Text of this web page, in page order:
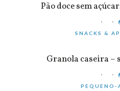
Pão doce sem
SNACKS &
Granola caseira –
PEQUENO-